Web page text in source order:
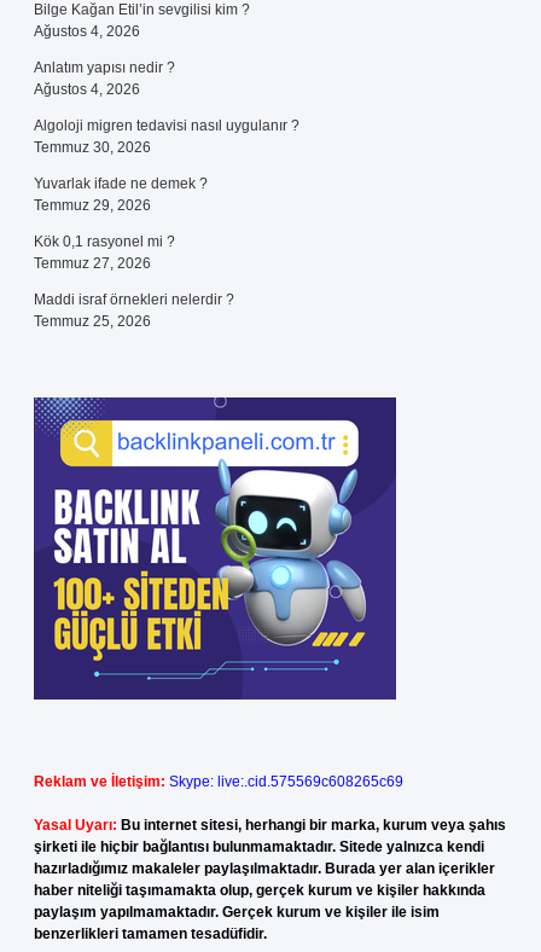
Bilge Kağan Etil’in sevgilisi kim ?
Ağustos 4, 2026
Anlatım yapısı nedir ?
Ağustos 4, 2026
Algoloji migren tedavisi nasıl uygulanır ?
Temmuz 30, 2026
Yuvarlak ifade ne demek ?
Temmuz 29, 2026
Kök 0,1 rasyonel mi ?
Temmuz 27, 2026
Maddi israf örnekleri nelerdir ?
Temmuz 25, 2026
Reklam ve İletişim: Skype: live:.cid.575569c608265c69
Yasal Uyarı: Bu internet sitesi, herhangi bir marka, kurum veya şahıs
şirketi ile hiçbir bağlantısı bulunmamaktadır. Sitede yalnızca kendi
hazırladığımız makaleler paylaşılmaktadır. Burada yer alan içerikler
haber niteliği taşımamakta olup, gerçek kurum ve kişiler hakkında
paylaşım yapılmamaktadır. Gerçek kurum ve kişiler ile isim
benzerlikleri tamamen tesadüfidir.